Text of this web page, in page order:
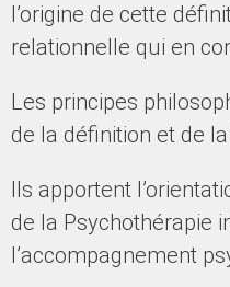
l’origine de cette
relationnelle qui en
Les principes
de la définition et de
Ils apportent
de la Psychothérapie
l’accompagnement